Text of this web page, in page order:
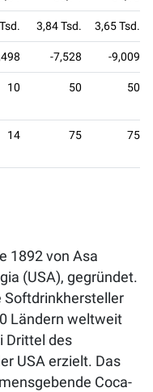
3,84 Tsd. 3,65 Tsd.
-7,528 -9,009
10 50 50
14 75 75
1892 von Asa
(USA), gegründet.
Softdrinkhersteller
Ländern weltweit
Drittel des
USA erzielt. Das
Coca-